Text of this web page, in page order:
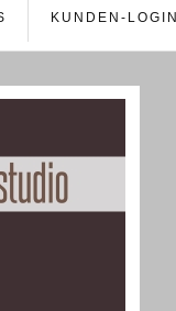
KUNDEN-LOGIN